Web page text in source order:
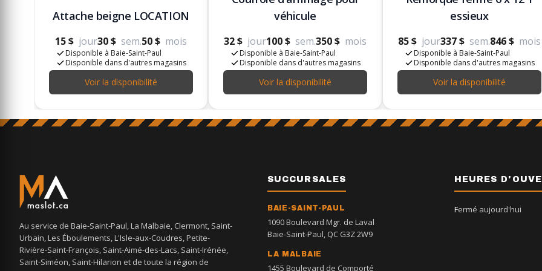
Attache beigne LOCATION
15 $ jour30 $ sem.50 $ mois
Disponible à Baie-Saint-Paul
Disponible dans d'autres magasins
Voir la disponibilité
véhicule
32 $ jour100 $ sem.350 $ mois
Disponible à Baie-Saint-Paul
Disponible dans d'autres magasins
Voir la disponibilité
essieux
85 $ jour337 $ sem.846 $ mois
Disponible à Baie-Saint-Paul
Disponible dans d'autres magasins
Voir la disponibilité
Au service de Baie-Saint-Paul, La Malbaie, Clermont, Saint-
Urbain, Les Éboulements, L'Isle-aux-Coudres, Petite-
Rivière-Saint-François, Saint-Aimé-des-Lacs, Saint-Irénée,
Saint-Siméon, Saint-Hilarion et de toute la région de
SUCCURSALES
BAIE-SAINT-PAUL
1090 Boulevard Mgr. de Laval
Baie-Saint-Paul, QC G3Z 2W9
LA MALBAIE
1455 Boulevard de Comporté
HEURES
Fermé aujourd'hui